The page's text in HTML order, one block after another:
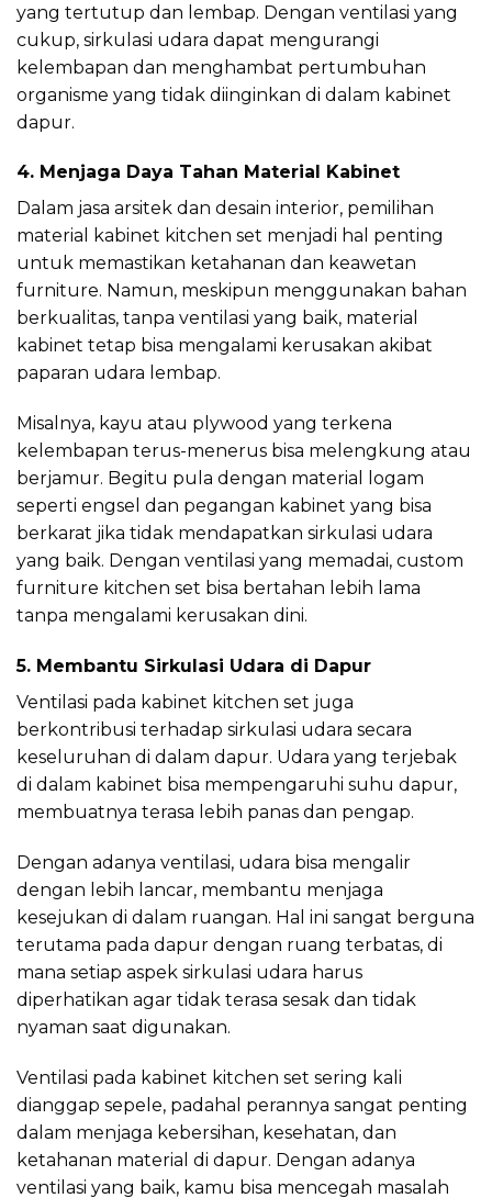
yang tertutup dan lembap. Dengan ventilasi yang
cukup, sirkulasi udara dapat mengurangi
kelembapan dan menghambat pertumbuhan
organisme yang tidak diinginkan di dalam kabinet
dapur.
4. Menjaga Daya Tahan Material Kabinet
Dalam jasa arsitek dan desain interior, pemilihan
material kabinet kitchen set menjadi hal penting
untuk memastikan ketahanan dan keawetan
furniture. Namun, meskipun menggunakan bahan
berkualitas, tanpa ventilasi yang baik, material
kabinet tetap bisa mengalami kerusakan akibat
paparan udara lembap.
Misalnya, kayu atau plywood yang terkena
kelembapan terus-menerus bisa melengkung atau
berjamur. Begitu pula dengan material logam
seperti engsel dan pegangan kabinet yang bisa
berkarat jika tidak mendapatkan sirkulasi udara
yang baik. Dengan ventilasi yang memadai, custom
furniture kitchen set bisa bertahan lebih lama
tanpa mengalami kerusakan dini.
5. Membantu Sirkulasi Udara di Dapur
Ventilasi pada kabinet kitchen set juga
berkontribusi terhadap sirkulasi udara secara
keseluruhan di dalam dapur. Udara yang terjebak
di dalam kabinet bisa mempengaruhi suhu dapur,
membuatnya terasa lebih panas dan pengap.
Dengan adanya ventilasi, udara bisa mengalir
dengan lebih lancar, membantu menjaga
kesejukan di dalam ruangan. Hal ini sangat berguna
terutama pada dapur dengan ruang terbatas, di
mana setiap aspek sirkulasi udara harus
diperhatikan agar tidak terasa sesak dan tidak
nyaman saat digunakan.
Ventilasi pada kabinet kitchen set sering kali
dianggap sepele, padahal perannya sangat penting
dalam menjaga kebersihan, kesehatan, dan
ketahanan material di dapur. Dengan adanya
ventilasi yang baik, kamu bisa mencegah masalah